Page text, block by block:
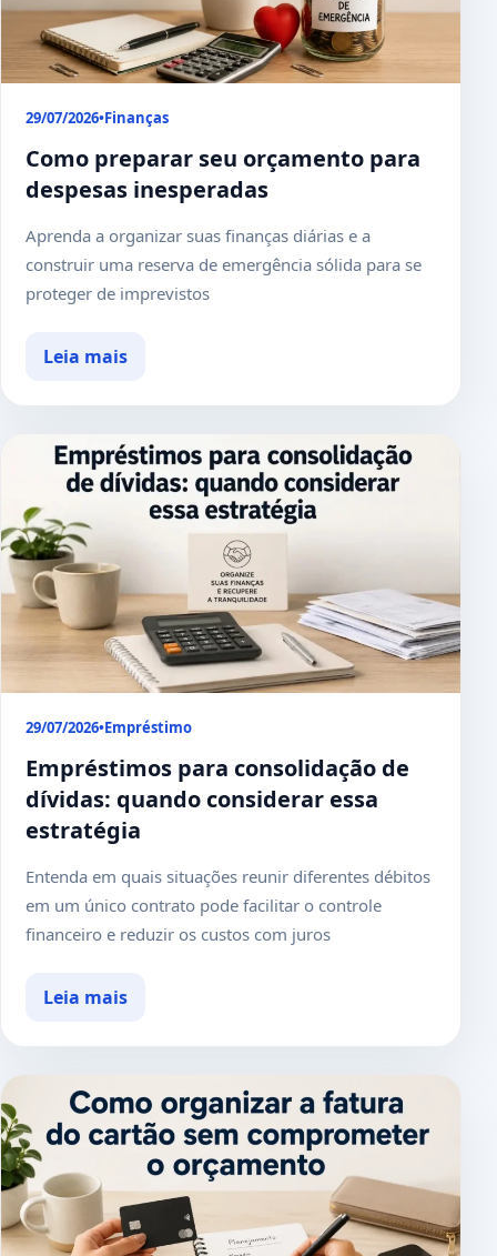
29/07/2026•Finanças
Como preparar seu orçamento para
despesas inesperadas
Aprenda a organizar suas finanças diárias e a
construir uma reserva de emergência sólida para se
proteger de imprevistos
Leia mais
29/07/2026•Empréstimo
Empréstimos para consolidação de
dívidas: quando considerar essa
estratégia
Entenda em quais situações reunir diferentes débitos
em um único contrato pode facilitar o controle
financeiro e reduzir os custos com juros
Leia mais